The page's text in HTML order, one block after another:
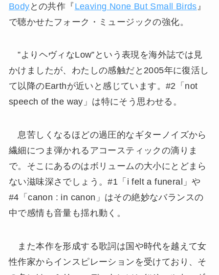
Body との共作『 Leaving None But Small Birds 』
で聴かせたフォーク・ミュージックの強化。
”よりヘヴィなLow”という表現を海外誌では見
かけましたが、わたしの感触だと2005年に復活し
て以降のEarthが近いと感じています。#2「not
speech of the way」は特にそう思わせる。
息苦しくなるほどの過圧的なギターノイズから
繊細につま弾かれるアコースティックの滴りま
で。そこにあるのはボリュームの大小にとどまら
ない滋味深さでしょう。#1「i felt a funeral」や
#4「canon : in canon」はその絶妙なバランスの
中で感情も音量も揺れ動く。
また本作を形成する歌詞は国や時代を越えて女
性作家からインスピレーションを受けており、そ